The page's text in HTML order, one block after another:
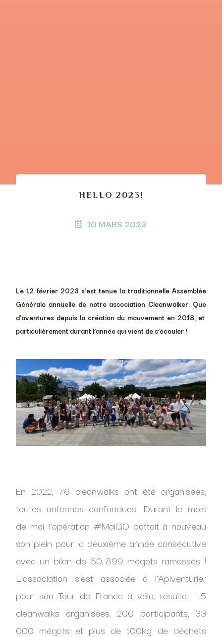
HELLO 2023!
10 MARS 2023
Le 12 février 2023 s’est tenue la traditionnelle Assemblée
Générale annuelle de notre association Cleanwalker. Que
d’aventures depuis la création du mouvement en 2018, et
particulièrement durant l’année qui vient de s’écouler !
En 2022, 76 cleanwalks ont été organisées,
toutes antennes confondues. Durant le mois
de mai, l’opération #MaiGO battait à nouveau
son plein pour la deuxième année consécutive
avec un bilan de 60 899 mégots ramassés !
L’association s’est associée à l’Apiventurier
pour son Tour de France à vélo, résultat : 5
cleanwalks organisées, 200 participants, 33
000 mégots et plus de 100kg de déchets